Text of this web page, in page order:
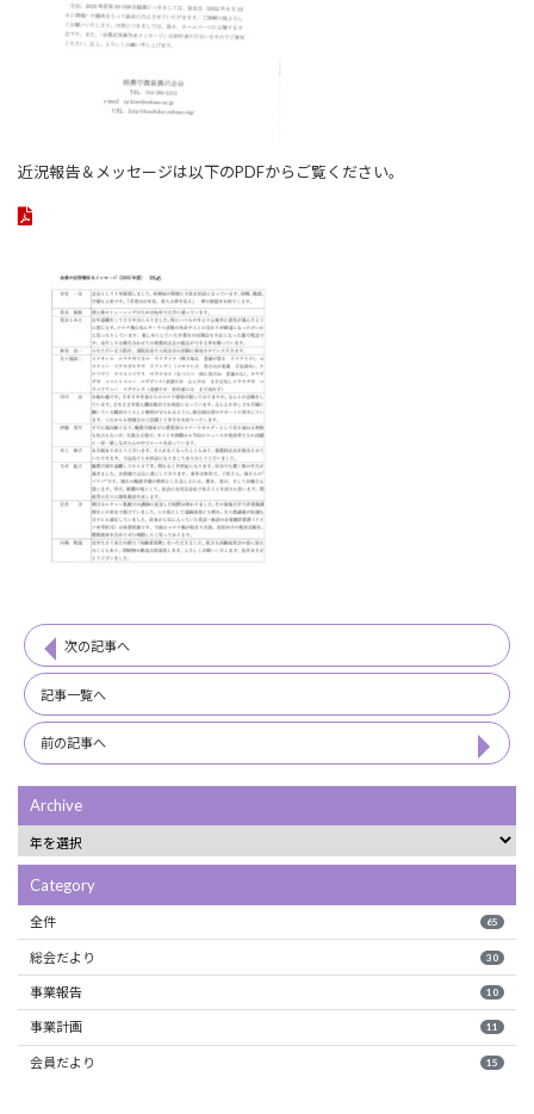
近況報告＆メッセージは以下のPDFからご覧ください。
次の記事へ
記事一覧へ
前の記事へ
Archive
Category
全件 65
総会だより 30
事業報告 10
事業計画 11
会員だより 15